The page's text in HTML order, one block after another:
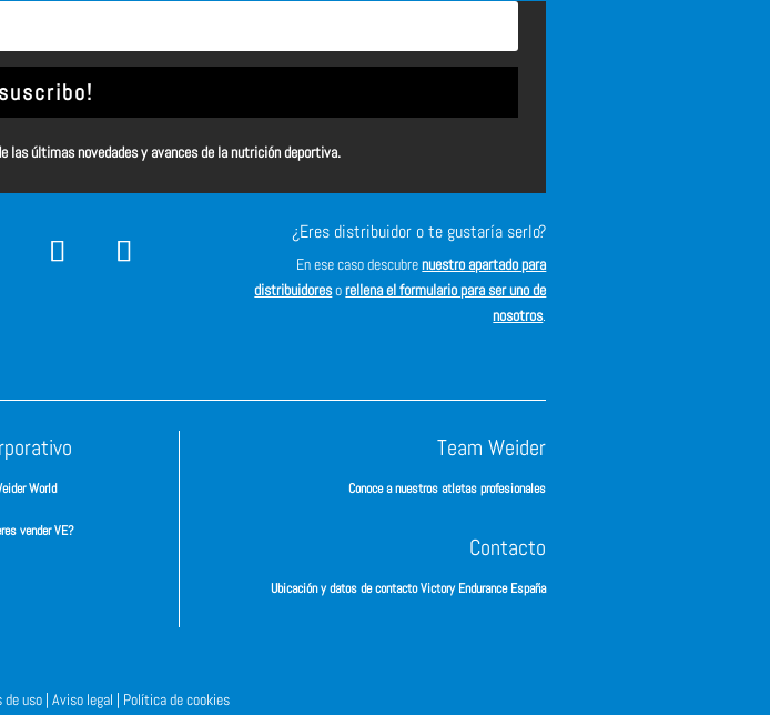
últimas novedades y avances de la nutrición deportiva.
¿Eres distribuidor o te gustaría serlo?
En ese caso descubrenuestro apartado para
distribuidoresorellena el formulario para ser uno de
nosotros.
World
vender VE?
Team Weider
Conoce a nuestros atletas profesionales
Contacto
Ubicación y datos de contacto Victory Endurance España
de uso | Aviso legal | Política de cookies